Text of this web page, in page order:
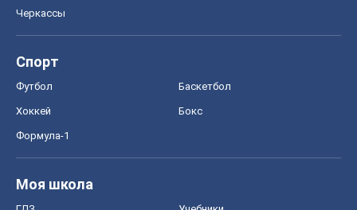
Черкассы
Спорт
Футбол Баскетбол
Хоккей Бокс
Формула-1
Моя школа